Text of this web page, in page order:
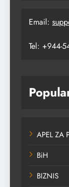
Email:
Tel: +944-
APEL ZA
BiH
BIZNIS